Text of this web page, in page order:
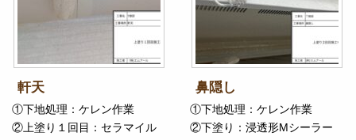
軒天
①下地処理：ケレン作業
②上塗り１回目：セラマイル
鼻隠し
①下地処理：ケレン作業
②下塗り：浸透形Mシーラー